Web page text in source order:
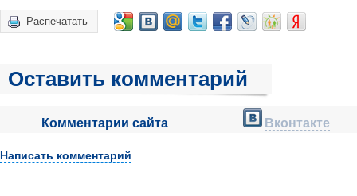
Распечатать
Оставить комментарий
Комментарии сайта Вконтакте
Написать комментарий